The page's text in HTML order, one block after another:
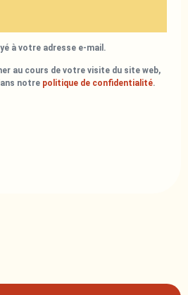
à votre adresse e-mail.
au cours de votre visite du site web,
notre politique de confidentialité.